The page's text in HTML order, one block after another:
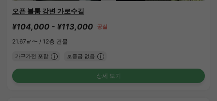
오픈 블룸 강변 가로수길
¥104,000 - ¥113,000 공실
21.67㎡〜 / 12층 건물
가구가전 포함 보증금 없음
상세 보기